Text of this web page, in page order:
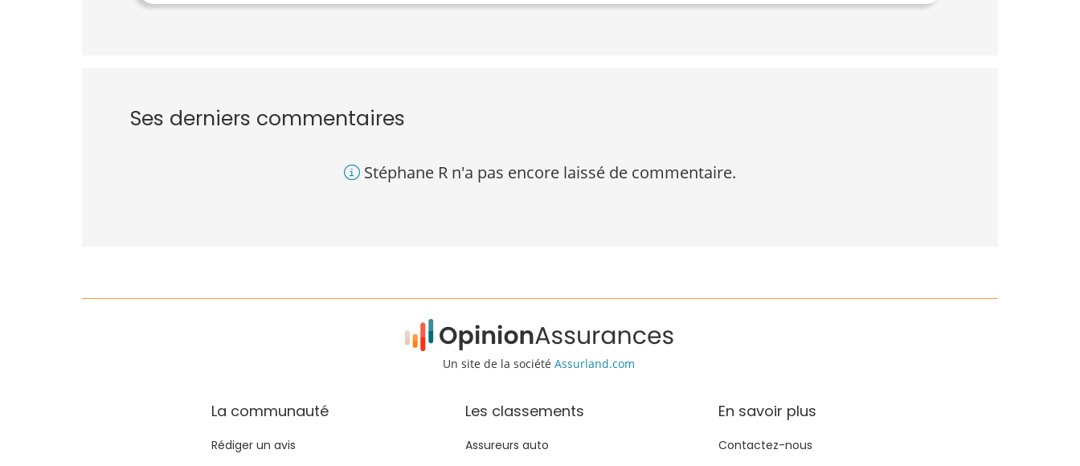
Ses derniers commentaires
Stéphane R n'a pas encore laissé de commentaire.
Un site de la société Assurland.com
La communauté
Rédiger un avis
Les classements
Assureurs auto
En savoir plus
Contactez-nous